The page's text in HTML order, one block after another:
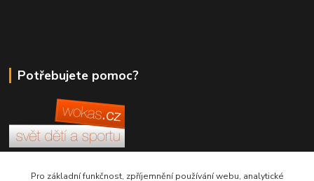
Potřebujete pomoc?
+420 380 830 198
Pro základní funkčnost, zpříjemnění používání webu, analytické